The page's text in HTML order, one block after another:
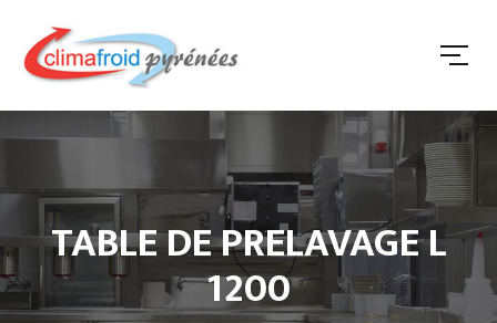
TABLE DE PRELAVAGE L
1200